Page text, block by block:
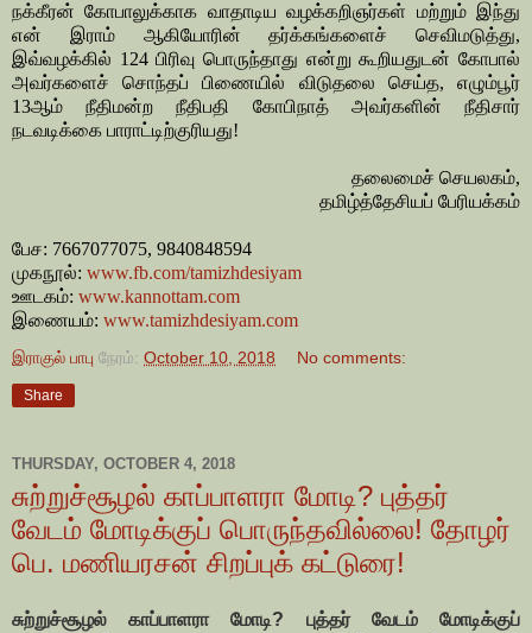
நக்கீரன் கோபாலுக்காக வாதாடிய வழக்கறிஞர்கள் மற்றும் இந்து
என் இராம் ஆகியோரின் தர்க்கங்களைச் செவிமடுத்து,
இவ்வழக்கில் 124 பிரிவு பொருந்தாது என்று கூறியதுடன் கோபால்
அவர்களைச் சொந்தப் பிணையில் விடுதலை செய்த, எழும்பூர்
13ஆம் நீதிமன்ற நீதிபதி கோபிநாத் அவர்களின் நீதிசார்
நடவடிக்கை பாராட்டிற்குரியது!
தலைமைச் செயலகம்,
தமிழ்த்தேசியப் பேரியக்கம்
பேச: 7667077075, 9840848594
முகநூல்: www.fb.com/tamizhdesiyam
ஊடகம்: www.kannottam.com
இணையம்: www.tamizhdesiyam.com
இராகுல் பாபு நேரம்: October 10, 2018 No comments:
Share
THURSDAY, OCTOBER 4, 2018
சுற்றுச்சூழல் காப்பாளரா மோடி? புத்தர்
வேடம் மோடிக்குப் பொருந்தவில்லை! தோழர்
பெ. மணியரசன் சிறப்புக் கட்டுரை!
சுற்றுச்சூழல் காப்பாளரா மோடி? புத்தர் வேடம் மோடிக்குப்